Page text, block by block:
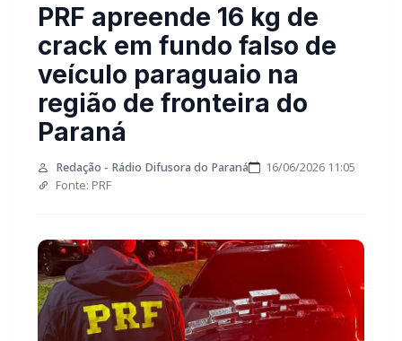
PRF apreende 16 kg de
crack em fundo falso de
veículo paraguaio na
região de fronteira do
Paraná
Redação - Rádio Difusora do Paraná
16/06/2026 11:05
Fonte: PRF